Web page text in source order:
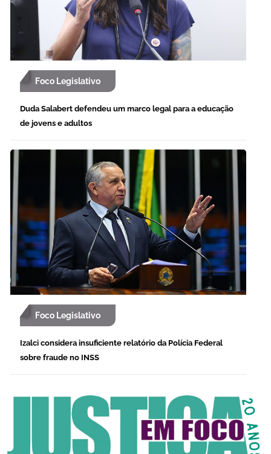
Foco Legislativo
Duda Salabert defendeu um marco legal para a educação
de jovens e adultos
Foco Legislativo
Izalci considera insuficiente relatório da Polícia Federal
sobre fraude no INSS